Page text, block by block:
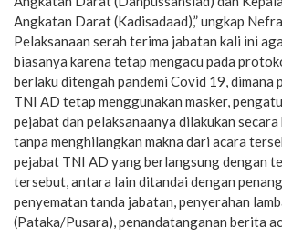
Angkatan Darat (Kadisadaad),” ungkap
Pelaksanaan serah terima jabatan kali ini
biasanya karena tetap mengacu pada
berlaku ditengah pandemi Covid 19, dimana
TNI AD tetap menggunakan masker,
pejabat dan pelaksanaanya dilakukan
tanpa menghilangkan makna dari acara
pejabat TNI AD yang berlangsung dengan
tersebut, antara lain ditandai dengan
penyematan tanda jabatan, penyerahan
(Pataka/Pusara), penandatanganan berita